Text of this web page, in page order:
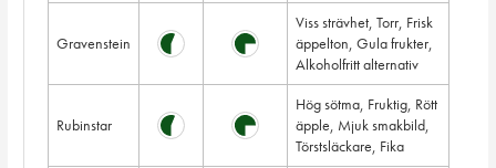
Gravenstein
Viss strävhet, Torr, Frisk
äppelton, Gula frukter,
Alkoholfritt alternativ
Rubinstar
Hög sötma, Fruktig, Rött
äpple, Mjuk smakbild,
Törstsläckare, Fika